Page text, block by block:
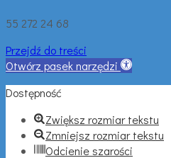
55 272 24 68
Przejdź do treści
Otwórz pasek narzędzi
Dostępność
Zwiększ rozmiar tekstu
Zmniejsz rozmiar tekstu
Odcienie szarości